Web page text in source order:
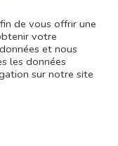
de vous offrir une
votre
et nous
les données
sur notre site